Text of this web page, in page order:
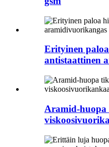
Erityinen
antistaattinen
Aramid-